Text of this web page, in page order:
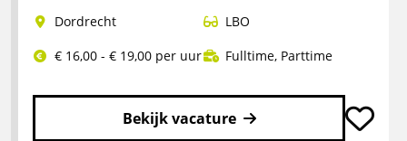
auto
van
de
zaak
Dordrecht
LBO
€ 16,00 - € 19,00 per uur
Fulltime, Parttime
Bekijk vacature